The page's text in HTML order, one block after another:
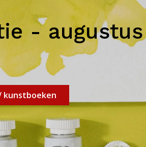
- augustus
kunstboeken